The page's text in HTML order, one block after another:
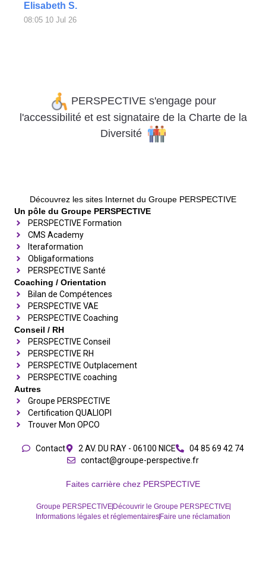
Elisabeth S.
08:05 10 Jul 26
PERSPECTIVE s'engage pour
l'accessibilitéet est signataire de la Charte de la
Diversité
Découvrez les sites Internet du Groupe PERSPECTIVE
Un pôle du Groupe PERSPECTIVE
PERSPECTIVE Formation
CMS Academy
Iteraformation
Obligaformations
PERSPECTIVE Santé
Coaching / Orientation
Bilan de Compétences
PERSPECTIVE VAE
PERSPECTIVE Coaching
Conseil / RH
PERSPECTIVE Conseil
PERSPECTIVE RH
PERSPECTIVE Outplacement
PERSPECTIVE coaching
Autres
Groupe PERSPECTIVE
Certification QUALIOPI
Trouver Mon OPCO
Contact 2 AV. DU RAY - 06100 NICE
04 85 69 42 74⁩
contact@groupe-perspective.fr
Faites carrière chez PERSPECTIVE
Groupe PERSPECTIVE Découvrir le Groupe PERSPECTIVE
Informations légales et réglementaires Faire une réclamation